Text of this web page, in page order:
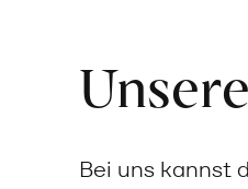
Bei uns kannst